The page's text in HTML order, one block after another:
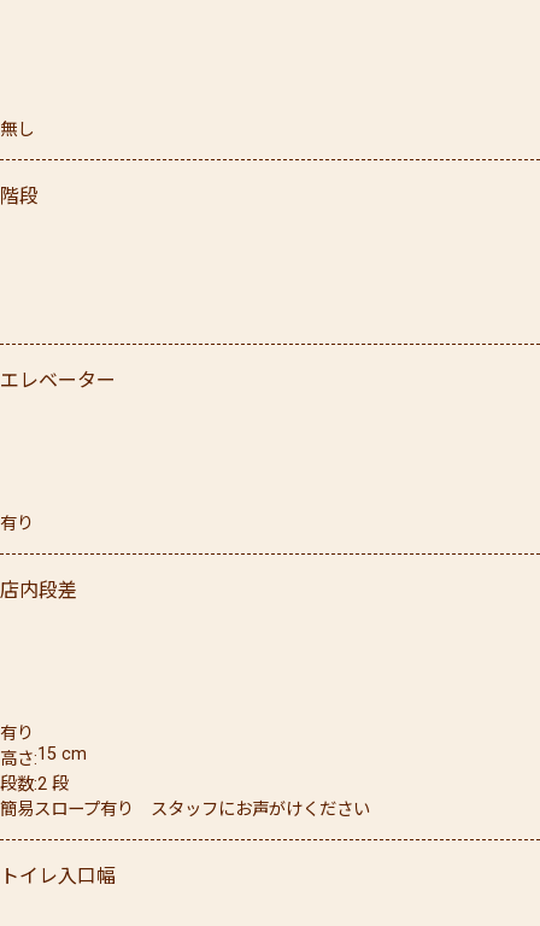
無し
階段
エレベーター
有り
店内段差
有り
高さ 15 cm
段数2 段
簡易スロープ有り スタッフにお声がけください
トイレ入口幅